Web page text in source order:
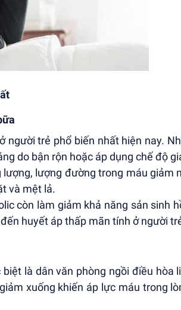
trẻ phổ biến nhất hiện nay.
do bận rộn hoặc áp dụng chế độ
lượng đường trong máu giảm
và mệt lả.
còn làm giảm khả năng sản sinh
huyết áp thấp mãn tính ở người
là dân văn phòng ngồi điều hòa
xuống khiến áp lực máu trong